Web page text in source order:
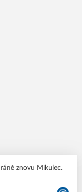
znovu Mikulec.